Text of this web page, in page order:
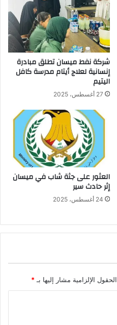
شركة نفط ميسان تطلق مبادرة
إنسانية لعلاج أيتام مدرسة كافل
اليتيم
27 أغسطس، 2025
العثور على جثة شاب في ميسان
إثر حادث سير
24 أغسطس، 2025
الحقول الإلزامية مشار إليها بـ*